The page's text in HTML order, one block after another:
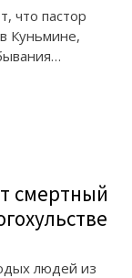
что пастор
Куньмине,
смертный
людей из